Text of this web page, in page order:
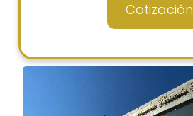
Cotización